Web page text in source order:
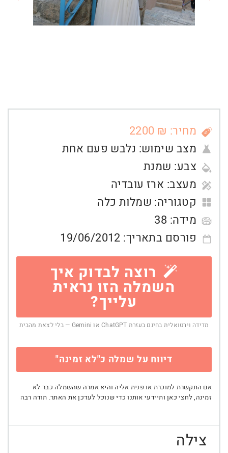
מחיר: ₪ 2200
מצב שימוש: נלבש פעם אחת
צבע: שמנת
מעצב: ארז עובדיה
קטגוריה: שמלות כלה
מידה: 38
פורסם בתאריך: 19/06/2012
רוצה לבדוק איך
השמלה הזו נראית
עלייך?
מדידה וירטואלית בחינם בעזרת ChatGPT או Gemini — בלי לצאת מהבית
דיווח על שמלה כ"לא זמינה"
אם התקשרת למוכרת או פנית אליה והיא אמרה שהשמלה כבר לא
זמינה, לחצי כאן ותיידעי אותנו כדי שנוכל לעדכן את האתר. תודה רבה
צילה